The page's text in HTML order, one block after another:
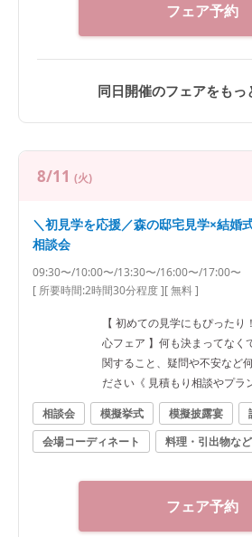
フェア予約
同日開催のフェアをもっ
8/11 (火)
＼初見学を応援／森の邸宅見学×結婚
相談会
09:30〜/10:00〜/13:30〜/16:00〜/17:00〜
[ 所要時間:2時間30分程度][ 無料 ]
【 初めての見学にもぴった
心フェア 】何も決まってなく
関すること、疑問や不安など
ださい《 見積もり相談やプラ
相談会
模擬挙式 模擬披露宴
会場コーディネート
料理・引出物な
フェア予約